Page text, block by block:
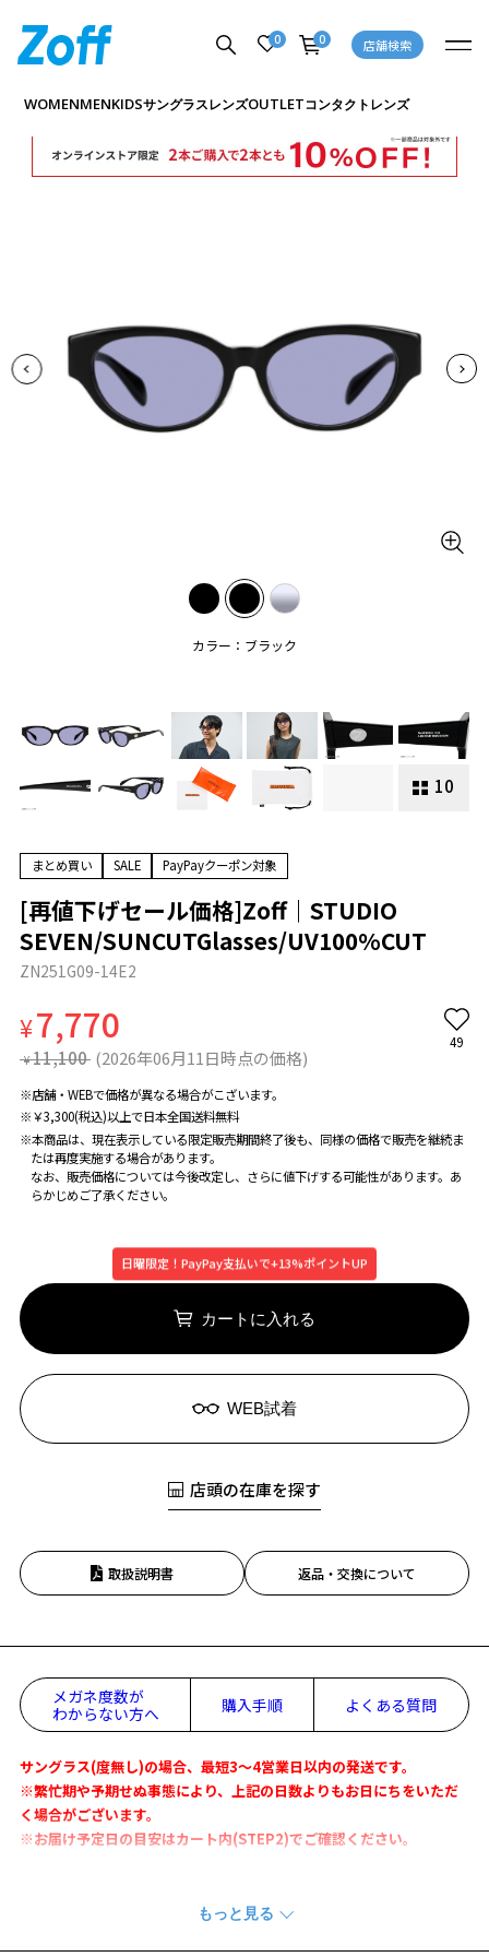
0 0 店舗検索
WOMENMENKIDSサングラスレンズOUTLETコンタクトレンズ
カラー：ブラック
10
商品詳細ページへ
まとめ買い SALE PayPayクーポン対象
[再値下げセール価格]Zoff｜STUDIO
SEVEN/SUNCUTGlasses/UV100%CUT
ZN251G09-14E2
¥7,770
¥ 11,100 (2026年06月11日時点の価格)
49
お気に入りに追加済です。
お気に入りリストは
※店舗・WEBで価格が異なる場合がこざいます。
※￥3,300(税込)以上で日本全国送料無料
※本商品は、現在表示している限定販売期間終了後も、同様の価格で販売を継続ま
たは再度実施する場合があります。
なお、販売価格については今後改定し、さらに値下げする可能性があります。あ
らかじめご了承ください。
日曜限定！PayPay支払いで+13%ポイントUP
カートに入れる
WEB試着
店頭の在庫を探す
取扱説明書 返品・交換について
メガネ度数が
わからない方へ
購入手順 よくある質問
サングラス(度無し)の場合、最短3～4営業日以内の発送です。
※繁忙期や予期せぬ事態により、上記の日数よりもお日にちをいただ
く場合がございます。
※お届け予定日の目安はカート内(STEP2)でご確認ください。
ヴィンテージからモダンまで幅広い年代のアイウェアを愛用しているE